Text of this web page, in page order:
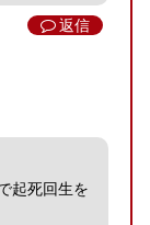
返信
起死回生を